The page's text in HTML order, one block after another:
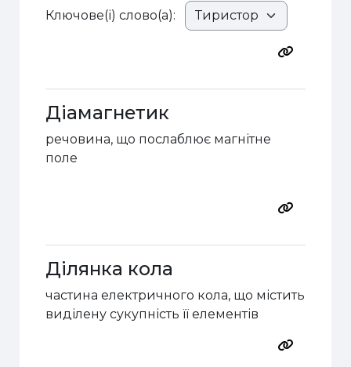
Ключове(і) слово(а):
Діамагнетик
речовина, що послаблює магнітне
поле
Ділянка кола
частина електричного кола, що містить
виділену сукупність її елементів